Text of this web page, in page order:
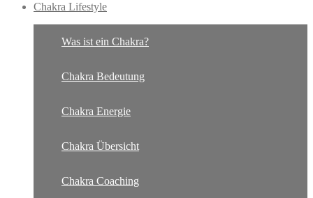
Chakra Lifestyle
Was ist ein Chakra?
Chakra Bedeutung
Chakra Energie
Chakra Übersicht
Chakra Coaching